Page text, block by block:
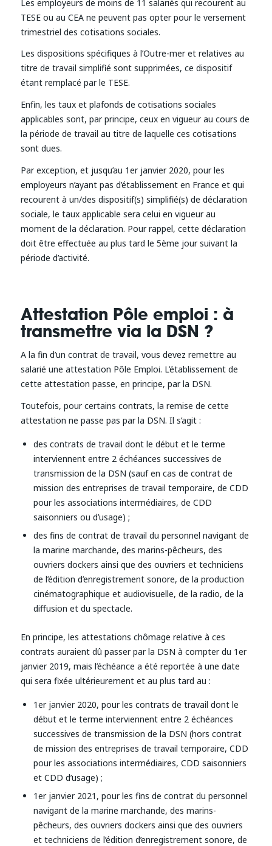
Les employeurs de moins de 11 salariés qui recourent au
TESE ou au CEA ne peuvent pas opter pour le versement
trimestriel des cotisations sociales.
Les dispositions spécifiques à l’Outre-mer et relatives au
titre de travail simplifié sont supprimées, ce dispositif
étant remplacé par le TESE.
Enfin, les taux et plafonds de cotisations sociales
applicables sont, par principe, ceux en vigueur au cours de
la période de travail au titre de laquelle ces cotisations
sont dues.
Par exception, et jusqu’au 1er janvier 2020, pour les
employeurs n’ayant pas d’établissement en France et qui
recourent à un/des dispositif(s) simplifié(s) de déclaration
sociale, le taux applicable sera celui en vigueur au
moment de la déclaration. Pour rappel, cette déclaration
doit être effectuée au plus tard le 5ème jour suivant la
période d’activité.
Attestation Pôle emploi : à
transmettre via la DSN ?
A la fin d’un contrat de travail, vous devez remettre au
salarié une attestation Pôle Emploi. L’établissement de
cette attestation passe, en principe, par la DSN.
Toutefois, pour certains contrats, la remise de cette
attestation ne passe pas par la DSN. Il s’agit :
des contrats de travail dont le début et le terme
interviennent entre 2 échéances successives de
transmission de la DSN (sauf en cas de contrat de
mission des entreprises de travail temporaire, de CDD
pour les associations intermédiaires, de CDD
saisonniers ou d’usage) ;
des fins de contrat de travail du personnel navigant de
la marine marchande, des marins-pêcheurs, des
ouvriers dockers ainsi que des ouvriers et techniciens
de l’édition d’enregistrement sonore, de la production
cinématographique et audiovisuelle, de la radio, de la
diffusion et du spectacle.
En principe, les attestations chômage relative à ces
contrats auraient dû passer par la DSN à compter du 1er
janvier 2019, mais l’échéance a été reportée à une date
qui sera fixée ultérieurement et au plus tard au :
1er janvier 2020, pour les contrats de travail dont le
début et le terme interviennent entre 2 échéances
successives de transmission de la DSN (hors contrat
de mission des entreprises de travail temporaire, CDD
pour les associations intermédiaires, CDD saisonniers
et CDD d’usage) ;
1er janvier 2021, pour les fins de contrat du personnel
navigant de la marine marchande, des marins-
pêcheurs, des ouvriers dockers ainsi que des ouvriers
et techniciens de l’édition d’enregistrement sonore, de